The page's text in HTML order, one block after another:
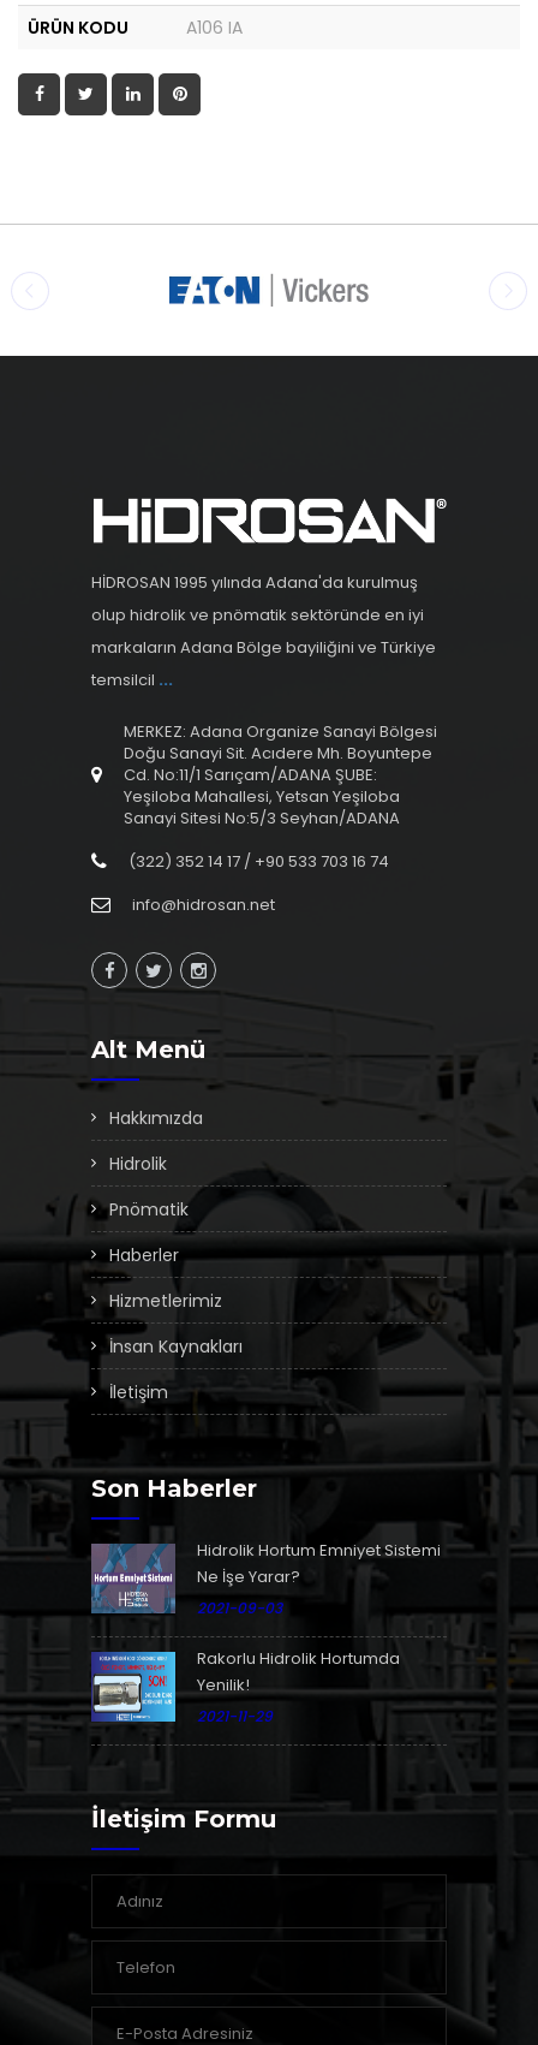
ÜRÜN KODU
A106 IA
HİDROSAN 1995 yılında Adana'da kurulmuş
olup hidrolik ve pnömatik sektöründe en iyi
markaların Adana Bölge bayiliğini ve Türkiye
temsilcil ...
MERKEZ: Adana Organize Sanayi Bölgesi
Doğu Sanayi Sit. Acıdere Mh. Boyuntepe
Cd. No:11/1 Sarıçam/ADANA ŞUBE:
Yeşiloba Mahallesi, Yetsan Yeşiloba
Sanayi Sitesi No:5/3 Seyhan/ADANA
(322) 352 14 17 / +90 533 703 16 74
info@hidrosan.net
Alt Menü
Hakkımızda
Hidrolik
Pnömatik
Haberler
Hizmetlerimiz
İnsan Kaynakları
İletişim
Son Haberler
Hidrolik Hortum Emniyet Sistemi
Ne İşe Yarar?
2021-09-03
Rakorlu Hidrolik Hortumda
Yenilik!
2021-11-29
İletişim Formu